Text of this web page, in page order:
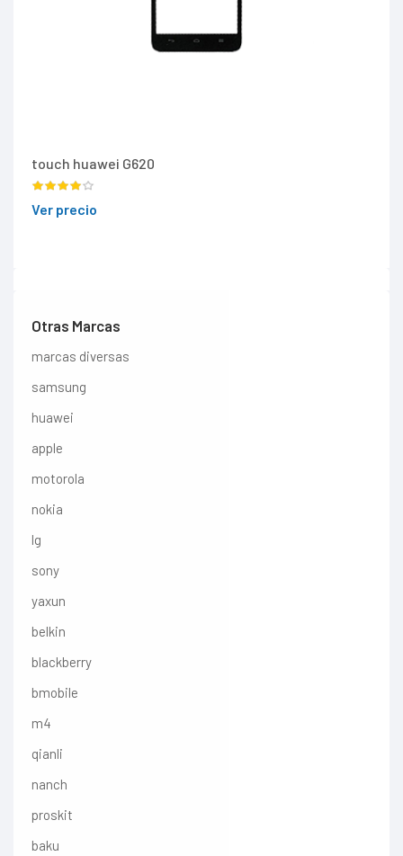
touch huawei G620
Ver precio
Otras Marcas
marcas diversas
samsung
huawei
apple
motorola
nokia
lg
sony
yaxun
belkin
blackberry
bmobile
m4
qianli
nanch
proskit
baku